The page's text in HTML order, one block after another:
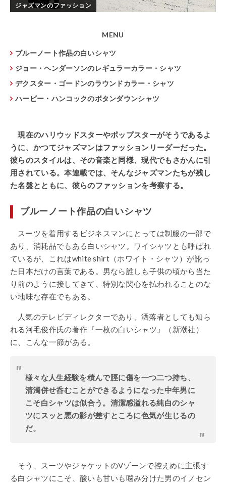
ジャズマンのファッション
MENU
ブルーノート作品の白いシャツ
ジョー・ヘンダーソンのレギュラーカラー・シャツ
デクスター・ゴードンのラウンドカラー・シャツ
ハービー・ハンコックのボタンダウンシャツ
現在のハリウッドスターやポップスターがそうであるよ
うに、かつてジャズマンはファッションリーダーだった。
彼らのスタイルは、その音楽と同様、現代でもさかんに引
用されている。本連載では、そんなジャズマンたちが残し
た名盤とともに、彼らのファッションを考察する。
ブルーノート作品の白いシャツ
スーツを着用するビジネスマンにとっては制服の一部で
あり、消耗品でもある白いシャツ。ワイシャツとも呼ばれ
ているが、これはwhite shirt（ホワイト・シャツ）が訛っ
た日本だけの言葉である。男なら誰しも子供の頃から当た
り前のように接してきて、特別な関心を払われることのな
い地味な存在でもある。
人気のテレビディレクターであり、洒落者としても知ら
れる河毛俊作氏の著作『一枚の白いシャツ』（新潮社）
に、こんな一節がある。
様々な人生経験を積んで脛に傷を一つ二つ持ち、
清濁併せ呑むことができるようになった中年男に
こそ白シャツは似合う。清潔感溢れる純白のシャ
ツにスッと悪の影が差すところに色気が生じるの
だ。
そう、スーツやジャケットのVゾーンで控えめに主張す
る白シャツにこそ、酸いも甘いも噛み分けた男のイノセン